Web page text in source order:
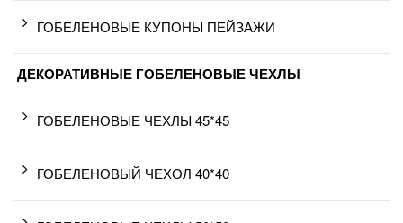
ГОБЕЛЕНОВЫЕ КУПОНЫ ПЕЙЗАЖИ
ДЕКОРАТИВНЫЕ ГОБЕЛЕНОВЫЕ ЧЕХЛЫ
ГОБЕЛЕНОВЫЕ ЧЕХЛЫ 45*45
ГОБЕЛЕНОВЫЙ ЧЕХОЛ 40*40